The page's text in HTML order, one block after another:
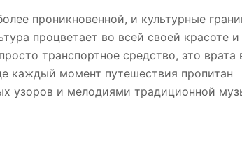
проникновенной, и культурные
процветает во всей своей красоте и
транспортное средство, это врата
каждый момент путешествия пропитан
узоров и мелодиями традиционной